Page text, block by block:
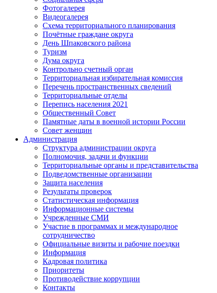
Фотогалерея
Видеогалерея
Схема территориального планирования
Почётные граждане округа
День Шпаковского района
Туризм
Дума округа
Контрольно счетный орган
Территориальная избирательная комиссия
Перечень пространственных сведений
Территориальные отделы
Перепись населения 2021
Общественный Совет
Памятные даты в военной истории России
Совет женщин
Администрация
Структура администрации округа
Полномочия, задачи и функции
Территориальные органы и представительства
Подведомственные организации
Защита населения
Результаты проверок
Статистическая информация
Информационные системы
Учрежденные СМИ
Участие в программах и международное
сотрудничество
Официальные визиты и рабочие поездки
Информация
Кадровая политика
Приоритеты
Противодействие коррупции
Контакты